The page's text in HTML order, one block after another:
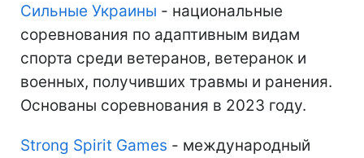
Сильные Украины - национальные
соревнования по адаптивным видам
спорта среди ветеранов, ветеранок и
военных, получивших травмы и ранения.
Основаны соревнования в 2023 году.
Strong Spirit Games - международный